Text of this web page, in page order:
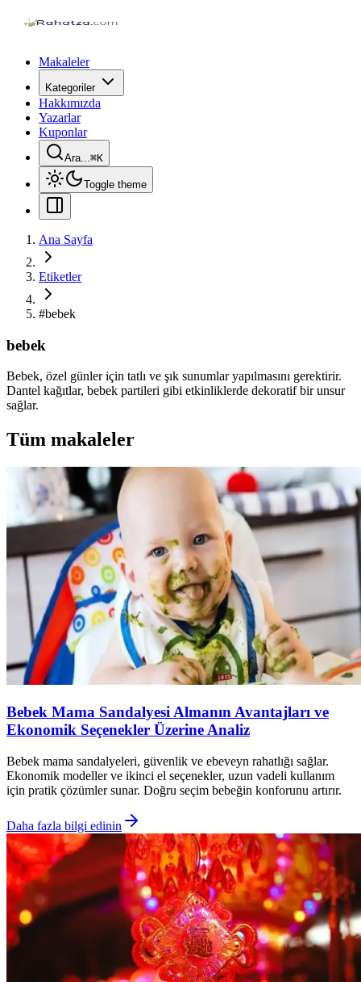
Makaleler
Kategoriler
Hakkımızda
Yazarlar
Kuponlar
Ara...⌘K
Toggle theme
Ana Sayfa
Etiketler
#bebek
bebek
Bebek, özel günler için tatlı ve şık sunumlar yapılmasını gerektirir.
Dantel kağıtlar, bebek partileri gibi etkinliklerde dekoratif bir unsur
sağlar.
Tüm makaleler
Bebek Mama Sandalyesi Almanın Avantajları ve
Ekonomik Seçenekler Üzerine Analiz
Bebek mama sandalyeleri, güvenlik ve ebeveyn rahatlığı sağlar.
Ekonomik modeller ve ikinci el seçenekler, uzun vadeli kullanım
için pratik çözümler sunar. Doğru seçim bebeğin konforunu artırır.
Daha fazla bilgi edinin